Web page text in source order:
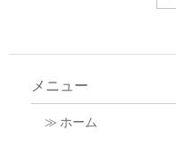
メニュー
≫ ホーム